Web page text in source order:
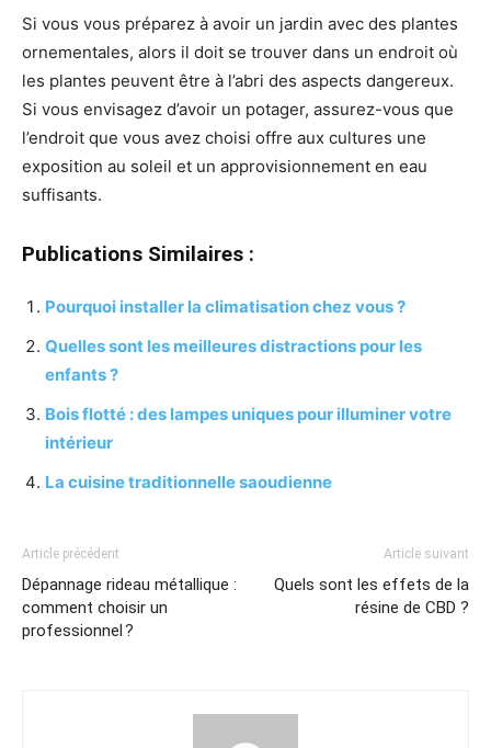
Si vous vous préparez à avoir un jardin avec des plantes
ornementales, alors il doit se trouver dans un endroit où
les plantes peuvent être à l’abri des aspects dangereux.
Si vous envisagez d’avoir un potager, assurez-vous que
l’endroit que vous avez choisi offre aux cultures une
exposition au soleil et un approvisionnement en eau
suffisants.
Publications Similaires :
Pourquoi installer la climatisation chez vous ?
Quelles sont les meilleures distractions pour les
enfants ?
Bois flotté : des lampes uniques pour illuminer votre
intérieur
La cuisine traditionnelle saoudienne
Article précédent
Dépannage rideau métallique :
comment choisir un
professionnel ?
Article suivant
Quels sont les effets de la
résine de CBD ?